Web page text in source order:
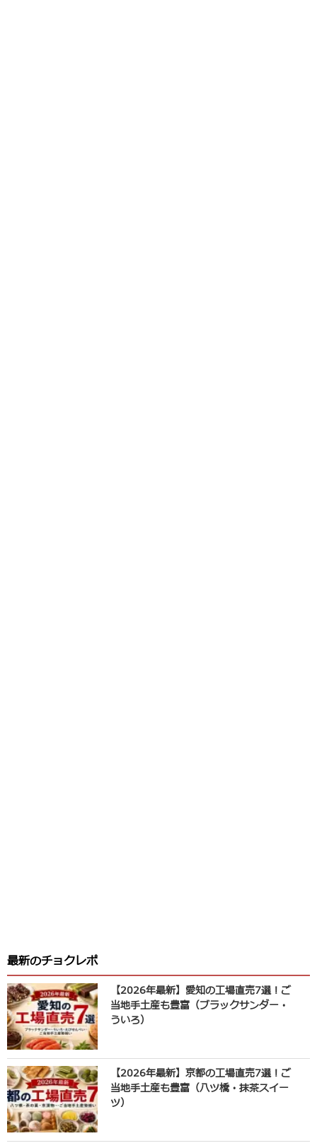
最新のチョクレポ
【2026年最新】愛知の工場直売7選！ご
当地手土産も豊富（ブラックサンダー・
ういろ）
【2026年最新】京都の工場直売7選！ご
当地手土産も豊富（八ツ橋・抹茶スイー
ツ）